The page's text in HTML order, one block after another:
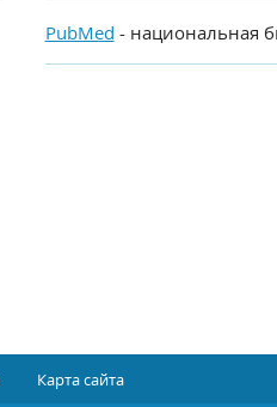
PubMed - национальная
Карта сайта